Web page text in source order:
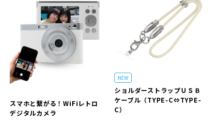
スマホと繋がる！WiFiレトロ
デジタルカメラ
NEW
ショルダーストラップＵＳＢ
ケーブル（TYPE-C⇔TYPE-
C）